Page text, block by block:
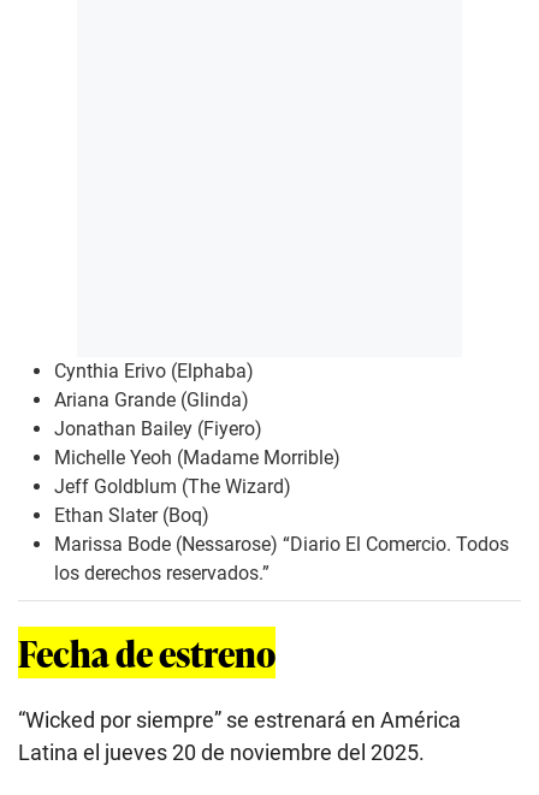
Cynthia Erivo (Elphaba)
Ariana Grande (Glinda)
Jonathan Bailey (Fiyero)
Michelle Yeoh (Madame Morrible)
Jeff Goldblum (The Wizard)
Ethan Slater (Boq)
Marissa Bode (Nessarose) “Diario El Comercio. Todos
los derechos reservados.”
Fecha de estreno
“Wicked por siempre” se estrenará en América
Latina el jueves 20 de noviembre del 2025.